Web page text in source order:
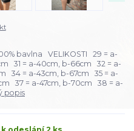
bavlna VELIKOSTI 29 = a-
31 = a-40cm, b-66cm 32 = a-
34 = a-43cm, b-67cm 35 = a-
37 = a-47cm, b-70cm 38 = a-
popis